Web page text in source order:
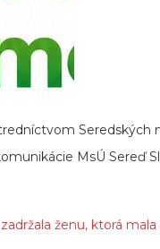
Seredských
MsÚ Sereď
ženu, ktorá